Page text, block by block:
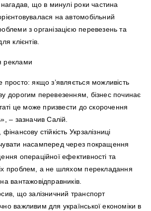
що в минулі роки частина
на автомобільний
з організацією перевезень та
клієнтів.
реклами
просто: якщо з’являється можливість
дорогим перевезенням, бізнес починає
це може призвести до скорочення
– зазначив Салій.
стійкість Укрзалізниці
насамперед через покращення
операційної ефективності та
проблем, а не шляхом перекладання
вантажовідправників.
що залізничний транспорт
важливим для української економіки в